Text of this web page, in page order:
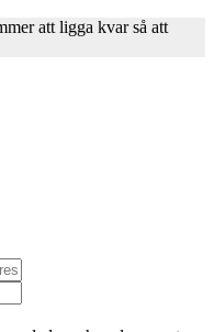
att ligga kvar så att